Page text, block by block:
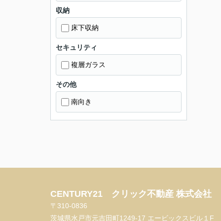
収納
床下収納
セキュリティ
複層ガラス
その他
南向き
CENTURY21 クリック不動産 株式会社
〒310-0836
茨城県水戸市元吉田町1249-17 エービックスビル１F